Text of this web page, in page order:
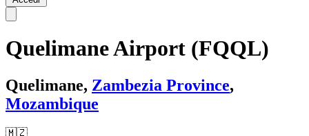
Quelimane Airport (FQQL)
Quelimane, Zambezia Province,
Mozambique
🇲🇿